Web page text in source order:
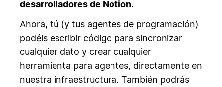
desarrolladores de Notion.
Ahora, tú (y tus agentes de programación)
podéis escribir código para sincronizar
cualquier dato y crear cualquier
herramienta para agentes, directamente en
nuestra infraestructura. También podrás